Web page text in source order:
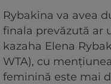
Rybakina va avea
finala prevăzută ar
kazaha Elena
WTA), cu
feminină este mai